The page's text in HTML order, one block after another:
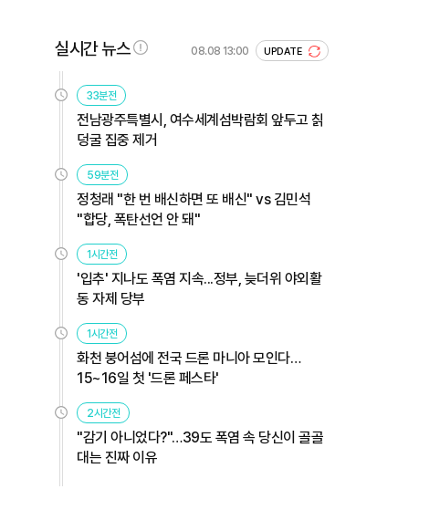
실시간 뉴스 08.08 13:00 UPDATE
33분전
전남광주특별시, 여수세계섬박람회 앞두고 칡
덩굴 집중 제거
59분전
정청래 "한 번 배신하면 또 배신" vs 김민석
"합당, 폭탄선언 안 돼"
1시간전
'입추' 지나도 폭염 지속...정부, 늦더위 야외활
동 자제 당부
1시간전
화천 붕어섬에 전국 드론 마니아 모인다…
15~16일 첫 '드론 페스타'
2시간전
"감기 아니었다?"…39도 폭염 속 당신이 골골
대는 진짜 이유